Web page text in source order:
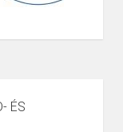
ÉS